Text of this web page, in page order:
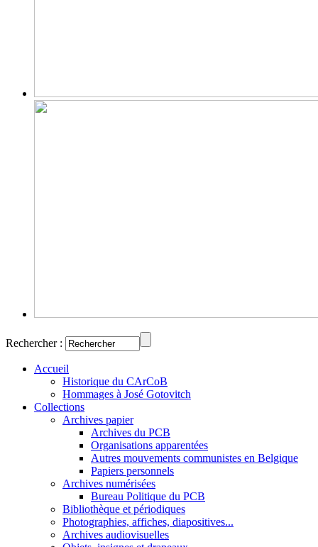
Rechercher :
Accueil
Historique du CArCoB
Hommages à José Gotovitch
Collections
Archives papier
Archives du PCB
Organisations apparentées
Autres mouvements communistes en Belgique
Papiers personnels
Archives numérisées
Bureau Politique du PCB
Bibliothèque et périodiques
Photographies, affiches, diapositives...
Archives audiovisuelles